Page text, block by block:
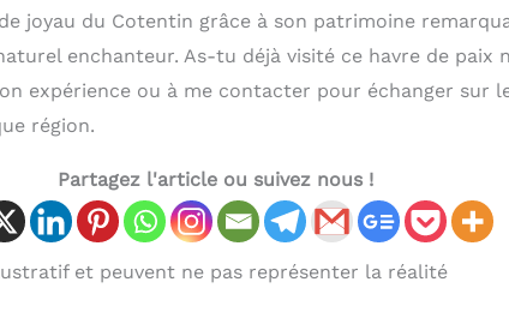
joyau du Cotentin grâce à son patrimoine
enchanteur. As-tu déjà visité ce havre de paix
expérience ou à me contacter pour échanger sur
région.
Partagez l'article ou suivez nous !
et peuvent ne pas représenter la réalité